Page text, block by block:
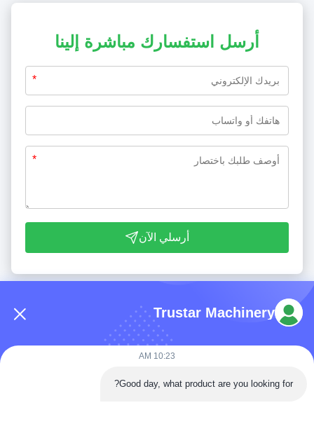
أرسل استفسارك مباشرة إلينا
*
*
أرسلي الآن
هاتف: 86-180-5882-0351
Trustar Machinery
10:23 AM
Good day, what product are you looking for?